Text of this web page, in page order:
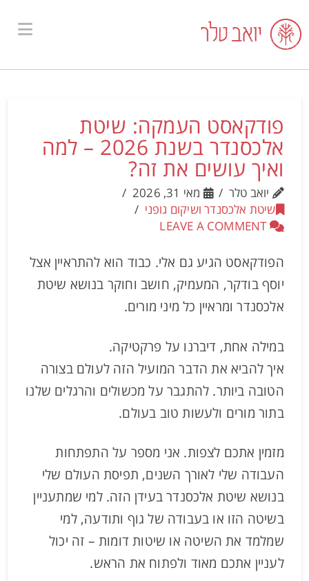
פודקאסט העמקה: שיטת
אלכסנדר בשנת 2026 – למה
ואיך עושים את זה?
יואב טלר
מאי 31, 2026
שיטת אלכסנדר ושיקום גופני
LEAVE A COMMENT
הפודקאסט הגיע גם אלי. כבוד הוא להתראיין אצל
יוסף בודקר, המעמיק, חושב וחוקר בנושא שיטת
אלכסנדר ומראיין כל מיני מורים.
במילה אחת, דיברנו על פרקטיקה.
איך להביא את הדבר המועיל הזה לעולם בצורה
הטובה ביותר. להתגבר על מכשולים והרגלים שלנו
בתור מורים ולעשות טוב בעולם.
מזמין אתכם לצפות. אני מספר על התפתחות
העבודה שלי לאורך השנים, תפיסת העולם שלי
בנושא שיטת אלכסנדר בעידן הזה. למי שמתעניין
בשיטה הזו או בעבודה של גוף ותודעה, למי
שמלמד את השיטה או שיטות דומות – זה יכול
לעניין אתכם מאוד ולפתוח את הראש.